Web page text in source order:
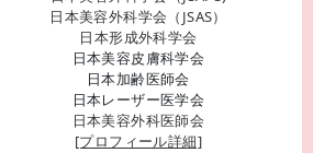
日本美容外科学会（JSAS）
日本形成外科学会
日本美容皮膚科学会
日本加齢医師会
日本レーザー医学会
日本美容外科医師会
[プロフィール詳細]